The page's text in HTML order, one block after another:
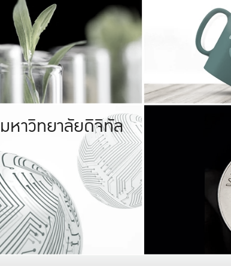
เป็นป่าในเมือง (URBAN FOREST)
เกษตรในเมือง (URBAN AGRICULTURE)
ที่นับรวมกันได้ประมาณ 1,400 ไร่
มหาวิทยาลัยรับผิดชอบต่อสังคม
ร่วมมือกับชุมชน เพื่อความกินดีอยู่ดี
และความสุขอย่างยั่งยืน
มองปัญหาในภาพกว้าง
แก้ไขจากปัญหาจุดเล็กๆ
มหาวิทยาลัยดิจิทัล